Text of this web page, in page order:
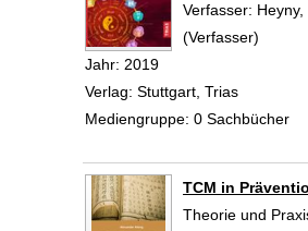
Verfasser:
(Verfasser)
Jahr: 2019
Verlag: Stuttgart, Trias
Mediengruppe: 0 Sachbücher
TCM in
Theorie und